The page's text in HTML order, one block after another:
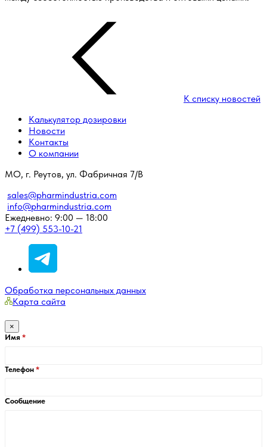
К списку новостей
Калькулятор дозировки
Новости
Контакты
О компании
МО, г. Реутов, ул. Фабричная 7/В
sales@pharmindustria.com
info@pharmindustria.com
Ежедневно: 9:00 — 18:00
+7 (499) 553-10-21
Обработка персональных данных
Карта сайта
×
Имя
Телефон
Сообщение